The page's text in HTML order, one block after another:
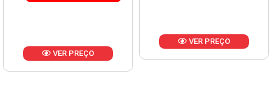
VER PREÇO
VER PREÇO